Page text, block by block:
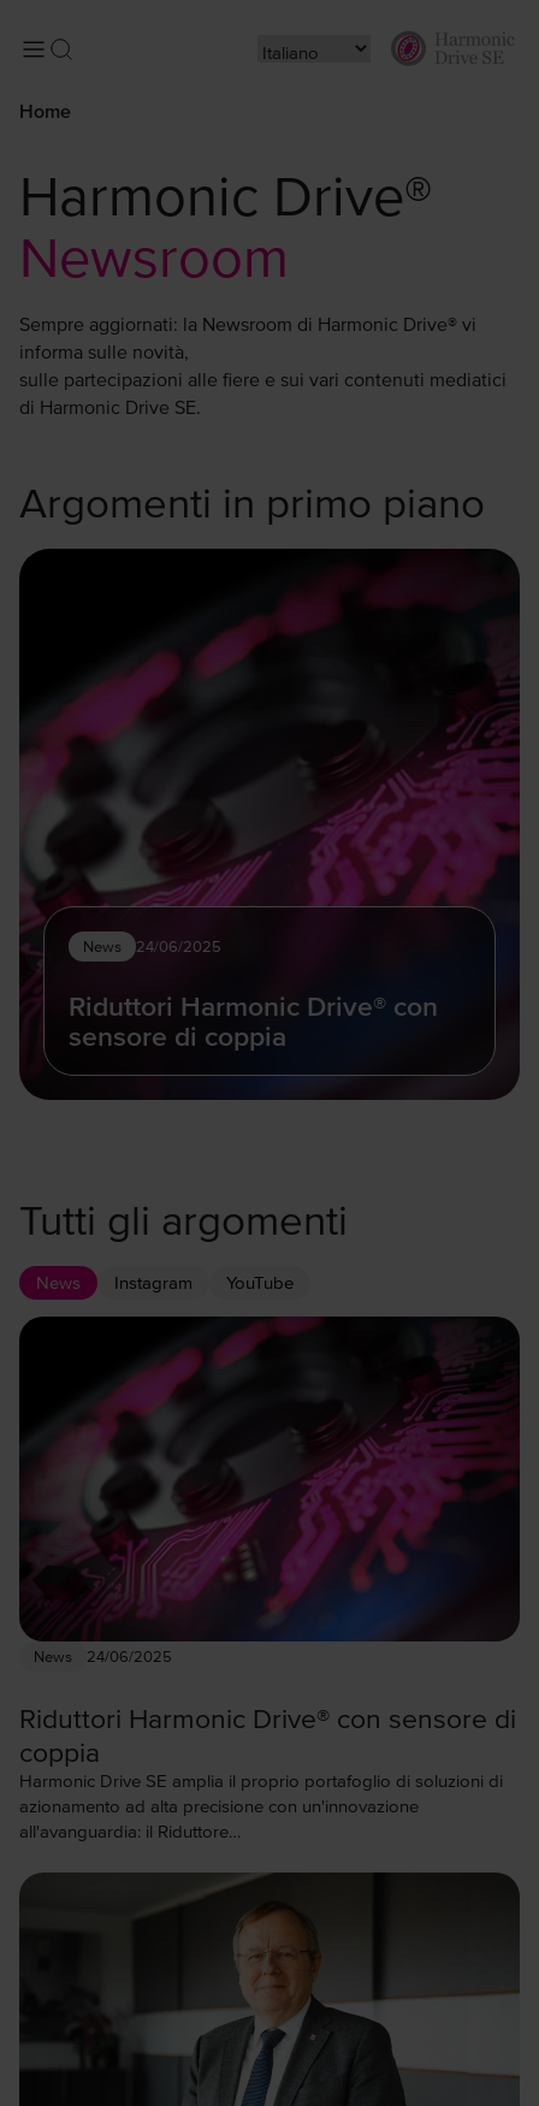
Home
Harmonic Drive®
Newsroom
Sempre aggiornati: la Newsroom di Harmonic Drive® vi
informa sulle novità,
sulle partecipazioni alle fiere e sui vari contenuti mediatici
di Harmonic Drive SE.
Argomenti in primo piano
News 24/06/2025
Riduttori Harmonic Drive® con
sensore di coppia
Tutti gli argomenti
News Instagram YouTube
News 24/06/2025
Riduttori Harmonic Drive® con sensore di
coppia
Harmonic Drive SE amplia il proprio portafoglio di soluzioni di
azionamento ad alta precisione con un'innovazione
all'avanguardia: il Riduttore…